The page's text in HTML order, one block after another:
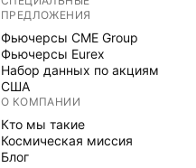
ПРЕДЛОЖЕНИЯ
Фьючерсы CME Group
Фьючерсы Eurex
Набор данных по акциям
США
О КОМПАНИИ
Кто мы такие
Космическая миссия
Блог